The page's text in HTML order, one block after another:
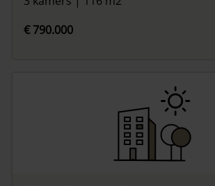
€ 790.000